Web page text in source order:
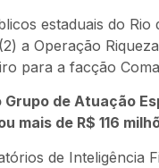
estaduais do
a Operação
para a facção
de Atuação
mais de R$ 116
de Inteligência